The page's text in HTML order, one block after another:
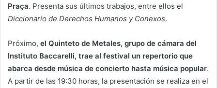
Praça. Presenta sus últimos trabajos, entre ellos el
Diccionario de Derechos Humanos y Conexos.
Próximo, el Quinteto de Metales, grupo de cámara del
Instituto Baccarelli, trae al festival un repertorio que
abarca desde música de concierto hasta música popular.
A partir de las 19:30 horas, la presentación se realiza en el